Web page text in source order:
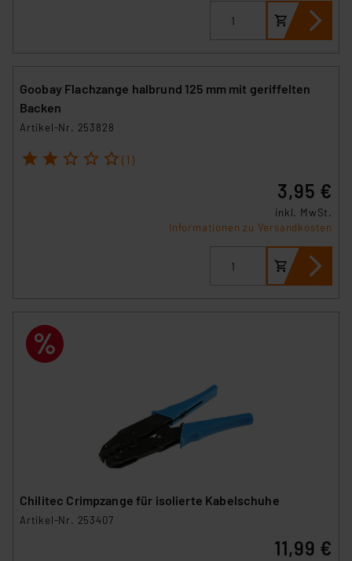
Goobay Flachzange halbrund 125 mm mit geriffelten
Backen
Artikel-Nr. 253828
1 2 3 4 5 (1)
3,95 €
inkl. MwSt.
Informationen zu Versandkosten
Chilitec Crimpzange für isolierte Kabelschuhe
Artikel-Nr. 253407
11,99 €